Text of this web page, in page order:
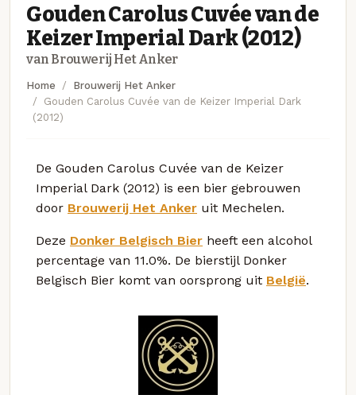
Gouden Carolus Cuvée van de
Keizer Imperial Dark (2012)
van Brouwerij Het Anker
Home
Brouwerij Het Anker
Gouden Carolus Cuvée van de Keizer Imperial Dark
(2012)
De Gouden Carolus Cuvée van de Keizer
Imperial Dark (2012) is een bier gebrouwen
door Brouwerij Het Anker uit Mechelen.
Deze Donker Belgisch Bier heeft een alcohol
percentage van 11.0%. De bierstijl Donker
Belgisch Bier komt van oorsprong uit België.